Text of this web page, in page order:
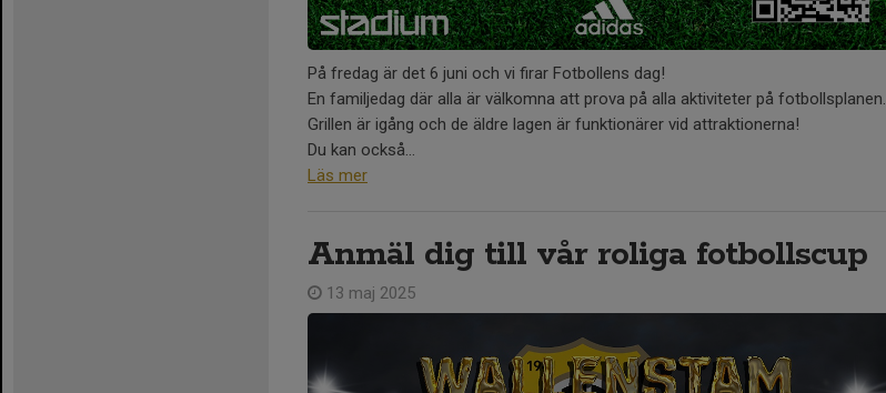
På fredag är det 6 juni och vi firar Fotbollens dag!
En familjedag där alla är välkomna att prova på alla aktiviteter på fotbollsplanen.
Grillen är igång och de äldre lagen är funktionärer vid attraktionerna!
Du kan också...
Läs mer
Anmäl dig till vår roliga fotbollscup
13 maj 2025